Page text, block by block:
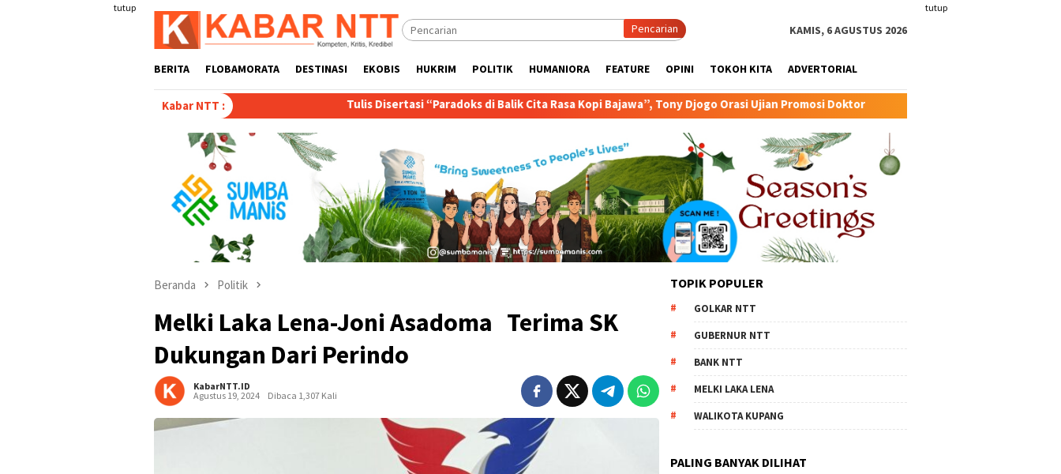
tutup tutup
Pencarian KAMIS, 6 AGUSTUS 2026
BERITA FLOBAMORATA DESTINASI EKOBIS HUKRIM POLITIK HUMANIORA FEATURE OPINI TOKOH KITA ADVERTORIAL
Kabar NTT :Tulis Disertasi “Paradoks di Balik Cita Rasa Kopi Bajawa”, Tony Djogo Orasi Ujian Promosi Doktor Transformasi Peternakan Modern TTU: Kunci
Beranda Politik
Melki Laka Lena-Joni Asadoma Terima SK
Dukungan Dari Perindo
KabarNTT.ID
Agustus 19, 2024
Dibaca 1,307 Kali
TOPIK POPULER
GOLKAR NTT
GUBERNUR NTT
BANK NTT
MELKI LAKA LENA
WALIKOTA KUPANG
PALING BANYAK DILIHAT